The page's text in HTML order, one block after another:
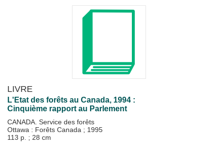
LIVRE
L'Etat des forêts au Canada, 1994 :
Cinquième rapport au Parlement
CANADA. Service des forêts
Ottawa : Forêts Canada ; 1995
113 p. ; 28 cm